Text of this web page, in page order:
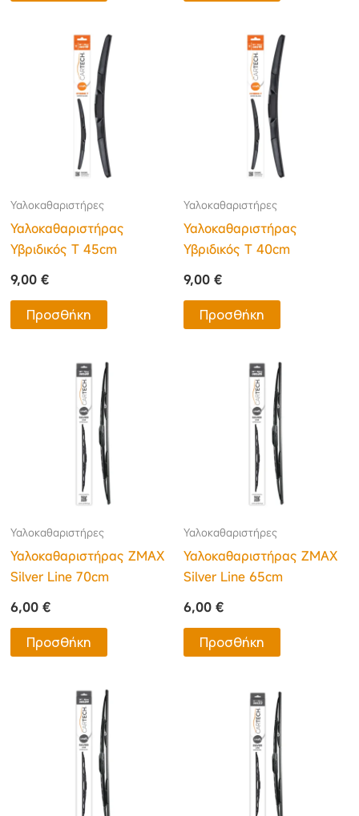
Υαλοκαθαριστήρες
Υαλοκαθαριστήρας
Υβριδικός Τ 45cm
9,00€
Προσθήκη
Υαλοκαθαριστήρες
Υαλοκαθαριστήρας
Υβριδικός Τ 40cm
9,00 €
Προσθήκη
Υαλοκαθαριστήρες
Υαλοκαθαριστήρας ΖΜΑΧ
Silver Line 70cm
6,00€
Προσθήκη
Υαλοκαθαριστήρες
Υαλοκαθαριστήρας ΖΜΑΧ
Silver Line 65cm
6,00 €
Προσθήκη